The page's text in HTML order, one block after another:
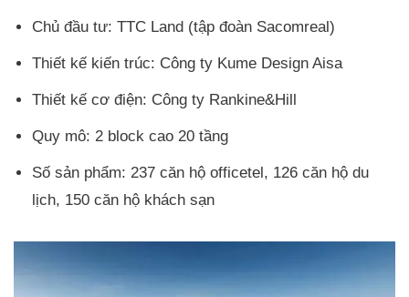
Chủ đầu tư: TTC Land (tập đoàn Sacomreal)
Thiết kế kiến trúc: Công ty Kume Design Aisa
Thiết kế cơ điện: Công ty Rankine&Hill
Quy mô: 2 block cao 20 tầng
Số sản phẩm: 237 căn hộ officetel, 126 căn hộ du
lịch, 150 căn hộ khách sạn